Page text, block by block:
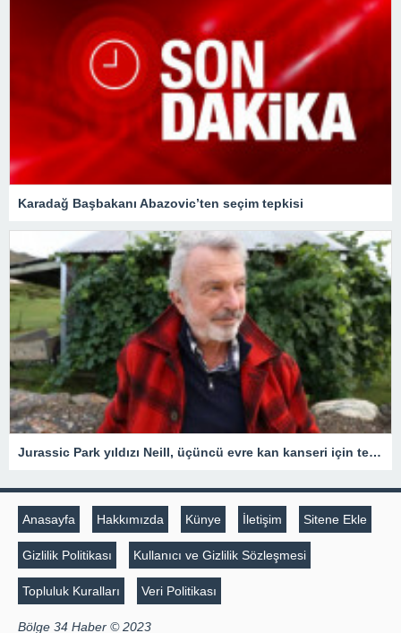
Karadağ Başbakanı Abazovic’ten seçim tepkisi
Jurassic Park yıldızı Neill, üçüncü evre kan kanseri için tedavi gördüğünü açıkladı
Anasayfa Hakkımızda Künye İletişim Sitene Ekle
Gizlilik Politikası Kullanıcı ve Gizlilik Sözleşmesi
Topluluk Kuralları Veri Politikası
Bölge 34 Haber © 2023